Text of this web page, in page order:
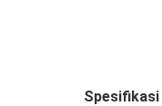
Spesifikasi